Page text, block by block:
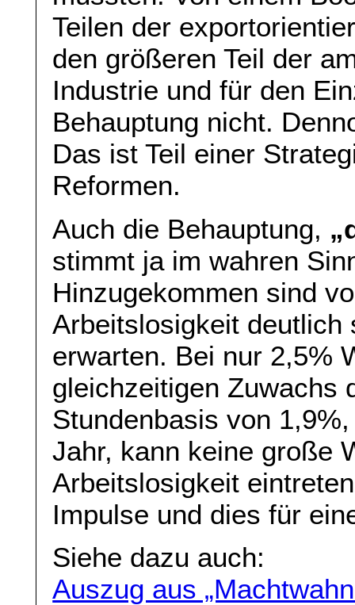
Teilen der
den größeren Teil der
Industrie und für den
Behauptung nicht.
Das ist Teil einer
Reformen.
Auch die Behauptung,
stimmt ja im wahren
Hinzugekommen sind
Arbeitslosigkeit
erwarten. Bei nur 2,5%
gleichzeitigen Zuwachs
Stundenbasis von
Jahr, kann keine große
Arbeitslosigkeit
Impulse und dies für
Siehe dazu auch:
Auszug aus